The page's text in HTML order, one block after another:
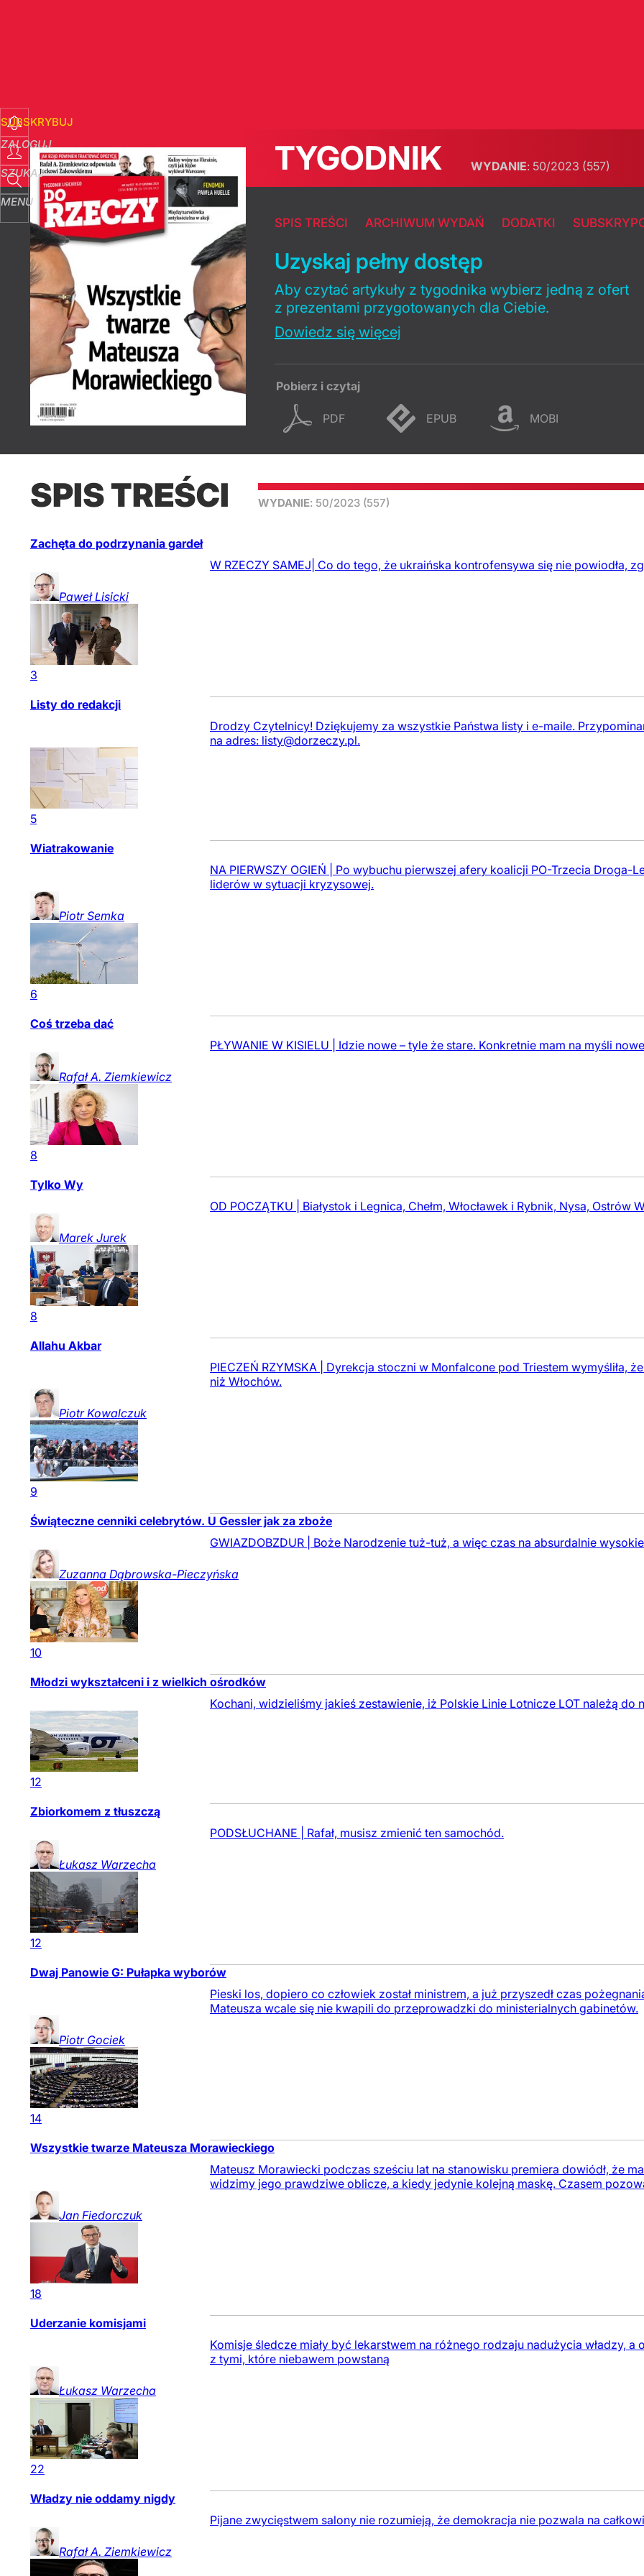
SUBSKRYBUJ
ZALOGUJ
SZUKAJ
MENU
TYGODNIK WYDANIE: 50/2023 (557)
SPIS TREŚCI ARCHIWUM WYDAŃ DODATKI
Uzyskaj pełny dostęp
Aby czytać artykuły z tygodnika wybierz jedną z ofert
z prezentami przygotowanych dla Ciebie.
Dowiedz się więcej
Pobierz i czytaj
PDF EPUB MOBI
SPIS TREŚCI WYDANIE: 50/2023 (557)
Zachęta do podrzynania gardeł
W RZECZY SAMEJ| Co do tego, że ukraińska kontrofensywa się nie powiodła,
Paweł Lisicki
3
Listy do redakcji
Drodzy Czytelnicy! Dziękujemy za wszystkie Państwa listy i e-maile.
na adres: listy@dorzeczy.pl.
5
Wiatrakowanie
NA PIERWSZY OGIEŃ | Po wybuchu pierwszej afery koalicji PO-Trzecia
liderów w sytuacji kryzysowej.
Piotr Semka
6
Coś trzeba dać
PŁYWANIE W KISIELU | Idzie nowe – tyle że stare. Konkretnie mam na myśli
Rafał A. Ziemkiewicz
8
Tylko Wy
OD POCZĄTKU | Białystok i Legnica, Chełm, Włocławek i Rybnik, Nysa, Ostrów
Marek Jurek
8
Allahu Akbar
PIECZEŃ RZYMSKA | Dyrekcja stoczni w Monfalcone pod Triestem wymyśliła,
niż Włochów.
Piotr Kowalczuk
9
Świąteczne cenniki celebrytów. U Gessler jak za zboże
GWIAZDOBZDUR | Boże Narodzenie tuż-tuż, a więc czas na absurdalnie
Zuzanna Dąbrowska-Pieczyńska
10
Młodzi wykształceni i z wielkich ośrodków
Kochani, widzieliśmy jakieś zestawienie, iż Polskie Linie Lotnicze LOT należą
12
Zbiorkomem z tłuszczą
PODSŁUCHANE | Rafał, musisz zmienić ten samochód.
Łukasz Warzecha
12
Dwaj Panowie G: Pułapka wyborów
Pieski los, dopiero co człowiek został ministrem, a już przyszedł czas
Mateusza wcale się nie kwapili do przeprowadzki do ministerialnych gabinetów.
Piotr Gociek
14
Wszystkie twarze Mateusza Morawieckiego
Mateusz Morawiecki podczas sześciu lat na stanowisku premiera dowiódł, że
widzimy jego prawdziwe oblicze, a kiedy jedynie kolejną maskę. Czasem
Jan Fiedorczuk
18
Uderzanie komisjami
Komisje śledcze miały być lekarstwem na różnego rodzaju nadużycia władzy, a
z tymi, które niebawem powstaną
Łukasz Warzecha
22
Władzy nie oddamy nigdy
Pijane zwycięstwem salony nie rozumieją, że demokracja nie pozwala na
Rafał A. Ziemkiewicz